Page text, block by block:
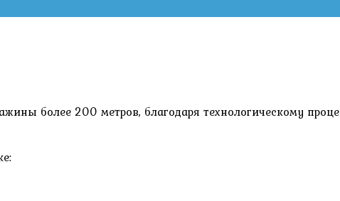
более 200 метров, благодаря технологическому